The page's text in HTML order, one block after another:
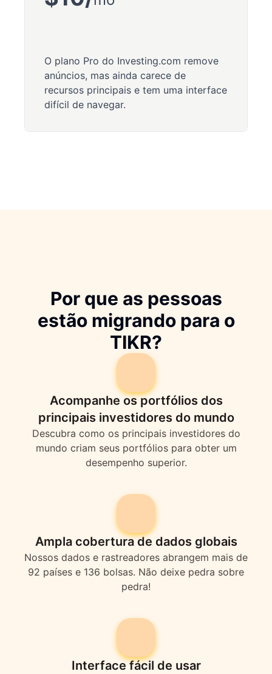
O plano Pro do Investing.com remove
anúncios, mas ainda carece de
recursos principais e tem uma interface
difícil de navegar.
Por que as pessoas
estão migrando para o
TIKR?
Acompanhe os portfólios dos
principais investidores do mundo
Descubra como os principais investidores do
mundo criam seus portfólios para obter um
desempenho superior.
Ampla cobertura de dados globais
Nossos dados e rastreadores abrangem mais de
92 países e 136 bolsas. Não deixe pedra sobre
pedra!
Interface fácil de usar